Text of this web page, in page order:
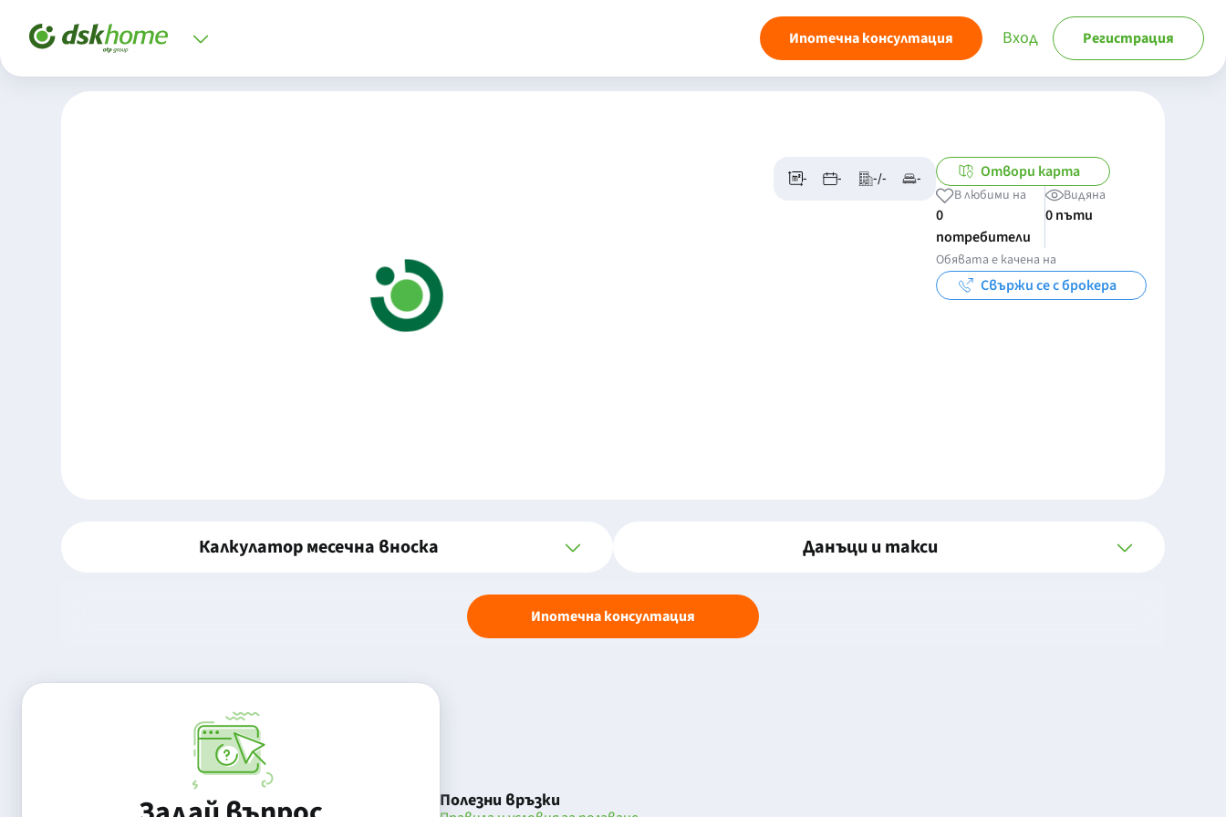
Ипотечна консултация Вход Регистрация
- - -/- - Отвори карта
В любими на
0
потребители
Видяна
0 пъти
Обявата е качена на
Свържи се с брокера
Калкулатор месечна вноска Данъци и такси
Ипотечна консултация
Полезни връзки